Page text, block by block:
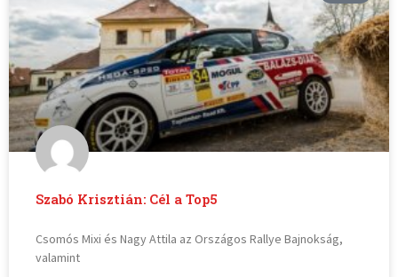
Szabó Krisztián: Cél a Top5
Csomós Mixi és Nagy Attila az Országos Rallye Bajnokság,
valamint